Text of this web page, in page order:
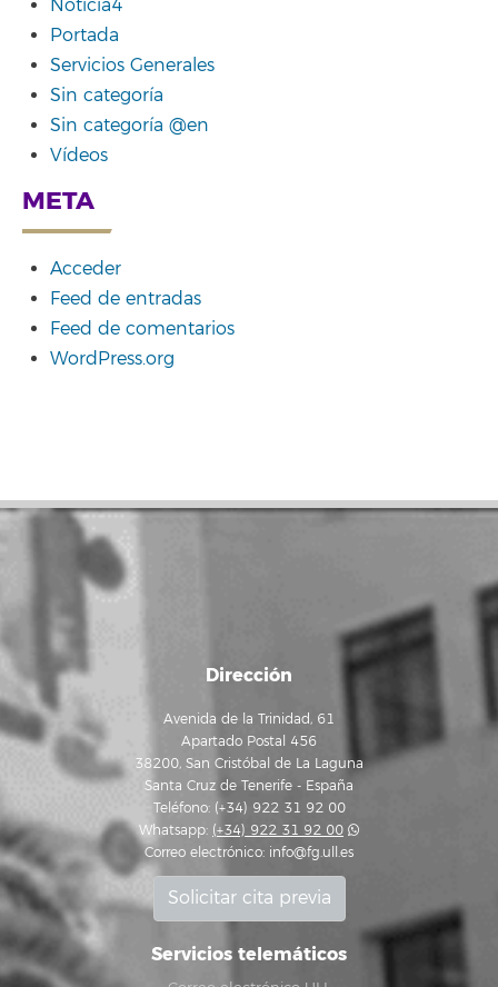
Noticia4
Portada
Servicios Generales
Sin categoría
Sin categoría @en
Vídeos
META
Acceder
Feed de entradas
Feed de comentarios
WordPress.org
Dirección
Avenida de la Trinidad, 61
Apartado Postal 456
38200, San Cristóbal de La Laguna
Santa Cruz de Tenerife - España
Teléfono: (+34) 922 31 92 00
Whatsapp: (+34) 922 31 92 00
Correo electrónico: info@fg.ull.es
Solicitar cita previa
Servicios telemáticos